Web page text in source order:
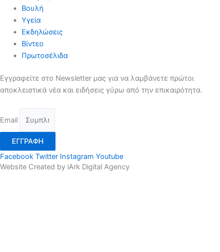
Βουλή
Υγεία
Εκδηλώσεις
Βίντεο
Πρωτοσέλιδα
Εγγραφείτε στο Newsletter μας για να λαμβάνετε πρώτοι
αποκλειστικά νέα και ειδήσεις γύρω από την επικαιρότητα.
Email
ΕΓΓΡΑΦΗ
Facebook Twitter Instagram Youtube
Website Created by iArk Digital Agency